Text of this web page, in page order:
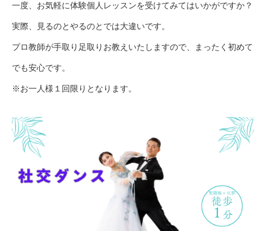
一度、お気軽に体験個人レッスンを受けてみてはいかがですか？
実際、見るのとやるのとでは大違いです。
プロ教師が手取り足取りお教えいたしますので、まったく初めて
でも安心です。
※お一人様１回限りとなります。